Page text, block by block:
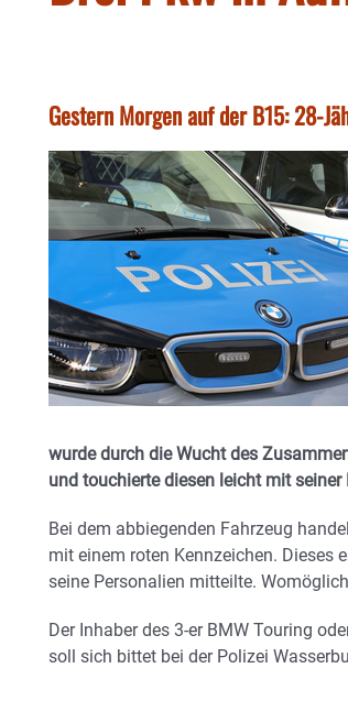
Gestern Morgen auf der B15: 28-
wurde durch die Wucht des
und touchierte diesen leicht mit seiner
Bei dem abbiegenden Fahrzeug
mit einem roten Kennzeichen. Dieses
seine Personalien mitteilte.
Der Inhaber des 3-er BMW Touring
soll sich bittet bei der Polizei